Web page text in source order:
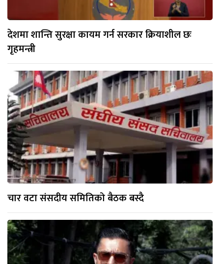
देशमा शान्ति सुरक्षा कायम गर्न सरकार क्रियाशील छः
गृहमन्त्री
चार वटा संसदीय समितिको बैठक बस्दै